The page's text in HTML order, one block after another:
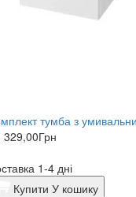
тумба з
329,00Грн
1-4 дні
Купити У кошику